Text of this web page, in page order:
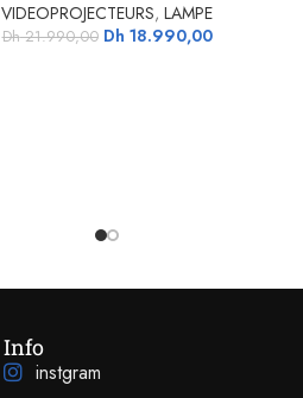
VIDEOPROJECTEURS, LAMPE
Dh21.990,00 Dh 18.990,00
Info
instgram